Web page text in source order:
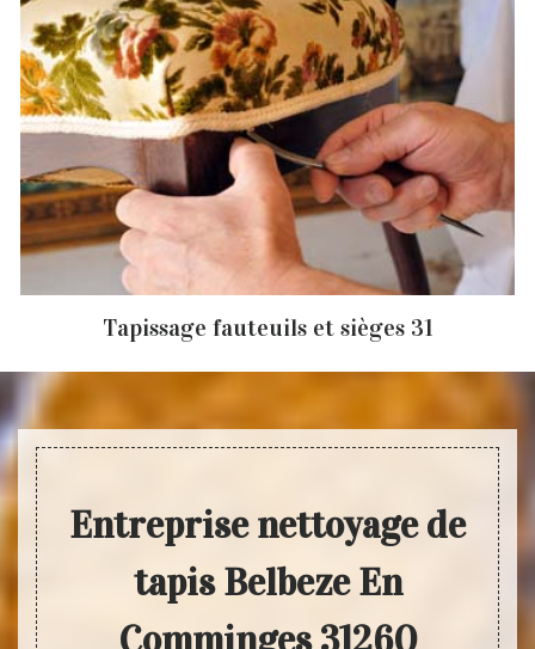
Tapissage fauteuils et sièges 31
Entreprise nettoyage de
tapis Belbeze En